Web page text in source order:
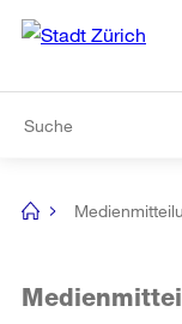
Navigation
[no